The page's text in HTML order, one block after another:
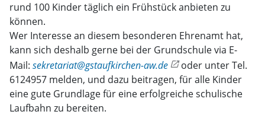
rund 100 Kinder täglich ein Frühstück anbieten zu
können.
Wer Interesse an diesem besonderen Ehrenamt hat,
kann sich deshalb gerne bei der Grundschule via E-
Mail: sekretariat@gstaufkirchen-aw.de
oder unter Tel.
6124957 melden, und dazu beitragen, für alle Kinder
eine gute Grundlage für eine erfolgreiche schulische
Laufbahn zu bereiten.